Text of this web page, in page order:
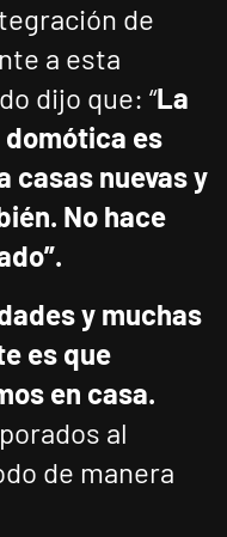
de
a esta
dijo que: “La
domótica es
casas nuevas y
No hace
y muchas
es que
en casa.
al
de manera